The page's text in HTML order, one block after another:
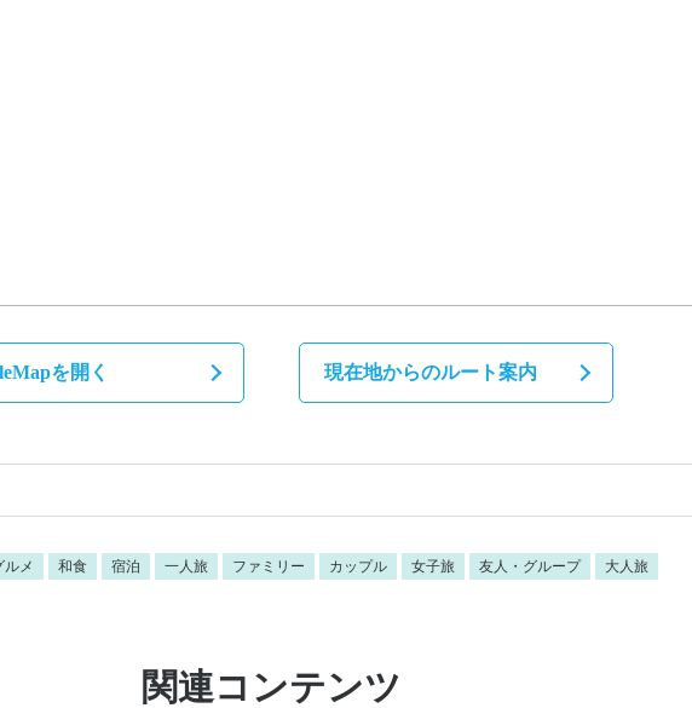
を開く 現在地からのルート案内
ルメ 和食 宿泊 一人旅 ファミリー カップル 女子旅 友人・グループ 大人旅
関連コンテンツ